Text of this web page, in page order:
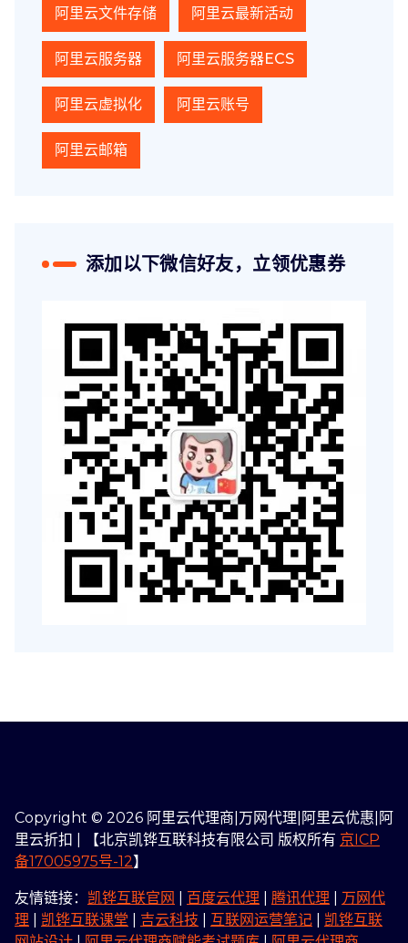
阿里云文件存储 阿里云最新活动
阿里云服务器 阿里云服务器ECS
阿里云虚拟化 阿里云账号
阿里云邮箱
添加以下微信好友，立领优惠券
Copyright © 2026 阿里云代理商|万网代理|阿里云优惠|阿
里云折扣 | 【北京凯铧互联科技有限公司 版权所有 京ICP
备17005975号-12】
友情链接： 凯铧互联官网 百度云代理 腾讯代理
万网代
理
凯铧互联课堂 吉云科技 互联网运营笔记
凯铧互联